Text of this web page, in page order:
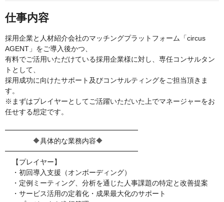
仕事内容
採用企業と人材紹介会社のマッチングプラットフォーム「circus
AGENT」をご導入後かつ、
有料でご活用いただけている採用企業様に対し、専任コンサルタン
トとして、
採用成功に向けたサポート及びコンサルティングをご担当頂きま
す。
※まずはプレイヤーとしてご活躍いただいた上でマネージャーをお
任せする想定です。
━━━━━━━━━━━━━━━━━━━
🔶具体的な業務内容🔶
━━━━━━━━━━━━━━━━━━━
【プレイヤー】
・初回導入支援（オンボーディング）
・定例ミーティング、分析を通じた人事課題の特定と改善提案
・サービス活用の定着化・成果最大化のサポート